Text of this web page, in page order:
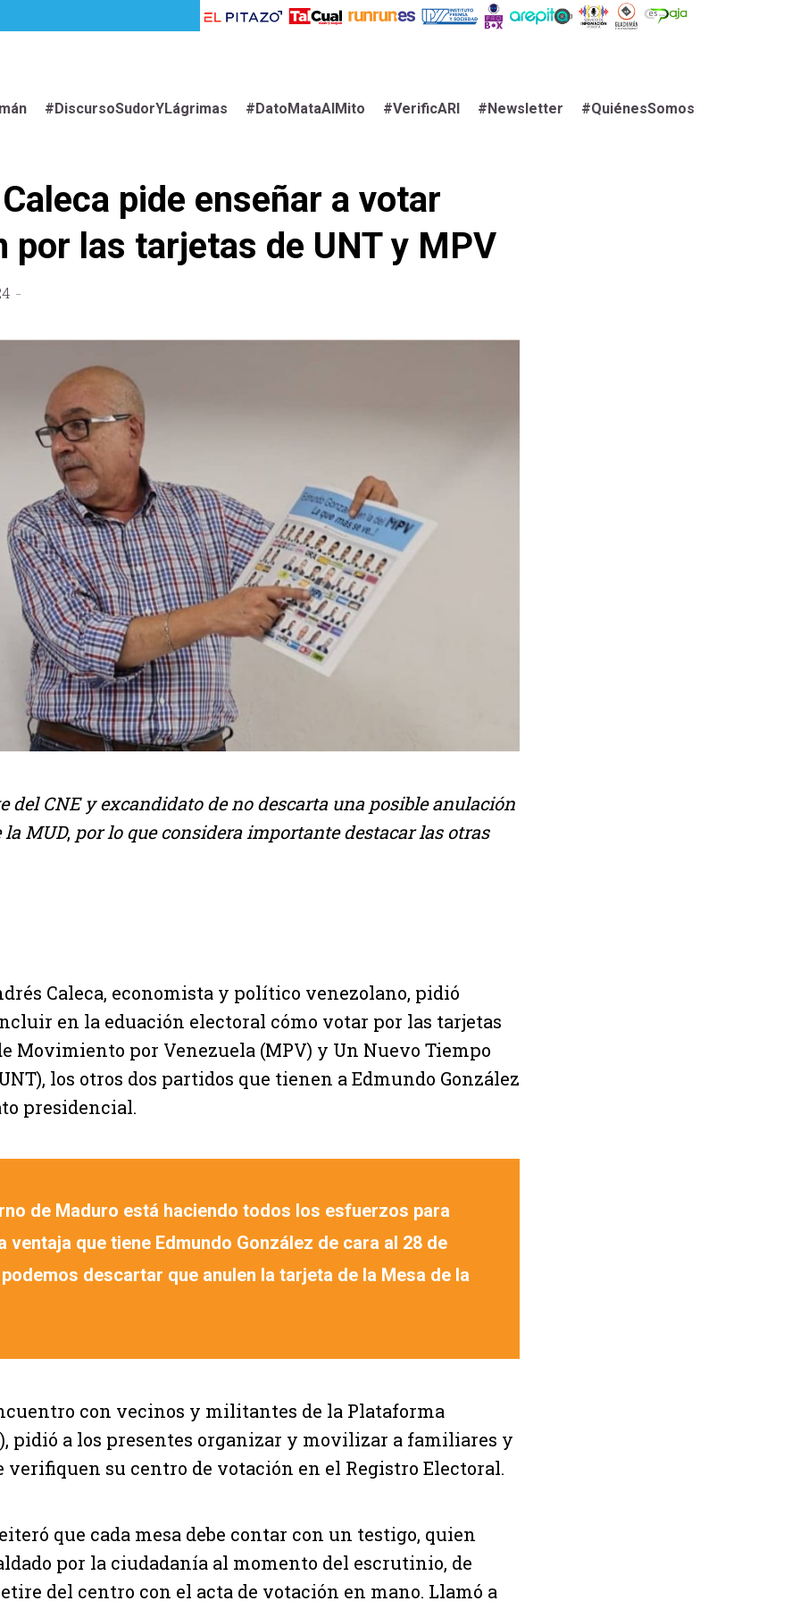
#DiscursoSudorYLágrimas #DatoMataAlMito #VerificARI #Newsletter #QuiénesSomos
pide enseñar a votar
por las tarjetas de UNT y MPV
del CNE y excandidato de no descarta una posible anulación
la MUD, por lo que considera importante destacar las otras
Caleca, economista y político venezolano, pidió
en la eduación electoral cómo votar por las tarjetas
Movimiento por Venezuela (MPV) y Un Nuevo Tiempo
los otros dos partidos que tienen a Edmundo González
presidencial.
de Maduro está haciendo todos los esfuerzos para
ventaja que tiene Edmundo González de cara al 28 de
descartar que anulen la tarjeta de la Mesa de la
con vecinos y militantes de la Plataforma
pidió a los presentes organizar y movilizar a familiares y
verifiquen su centro de votación en el Registro Electoral.
que cada mesa debe contar con un testigo, quien
por la ciudadanía al momento del escrutinio, de
del centro con el acta de votación en mano. Llamó a